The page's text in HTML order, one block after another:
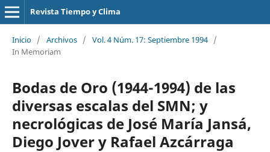
Revista Tiempo y Clima
Inicio / Archivos / Vol. 4 Núm. 17: Septiembre 1994 /
In Memoriam
Bodas de Oro (1944-1994) de las
diversas escalas del SMN; y
necrológicas de José María Jansá,
Diego Jover y Rafael Azcárraga